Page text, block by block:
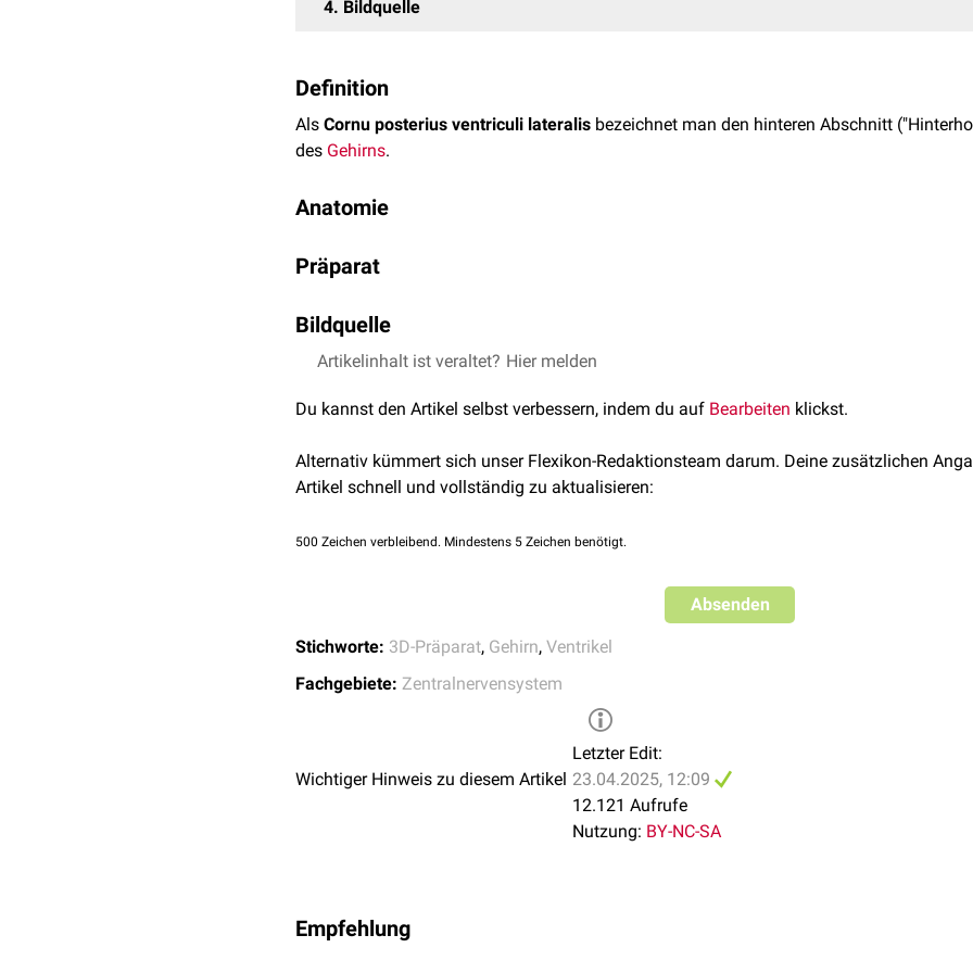
4 Bildquelle
Definition
Als Cornu posterius ventriculi lateralis bezeichnet man den hinteren Abschnitt
des Gehirns.
Anatomie
allen Seiten in die
lateral: Tapetum corporis callosi,
medial:Bulbus cornus posterioris,Calcar avis
Präparat
Bildquelle
Präparat freundlicherweise zur Verfügung gestellt durch die
Artikelinhalt ist veraltet? Hier melden
Du kannst den Artikel selbst verbessern, indem du auf Bearbeiten klickst.
Alternativ kümmert sich unser Flexikon-Redaktionsteam darum. Deine zusätzlichen
Artikel schnell und vollständig zu aktualisieren:
500 Zeichen verbleibend. Mindestens 5 Zeichen benötigt.
Absenden
Stichworte: 3D-Präparat, Gehirn, Ventrikel
Fachgebiete: Zentralnervensystem
Wichtiger Hinweis zu diesem Artikel
Letzter Edit:
23.04.2025, 12:09
12.121 Aufrufe
Nutzung: BY-NC-SA
Empfehlung